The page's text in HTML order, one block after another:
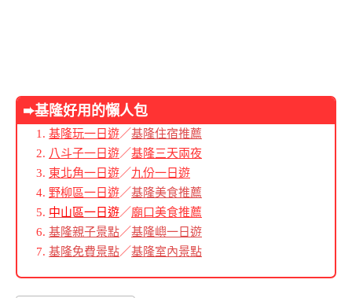
➨基隆好用的懶人包
基隆玩一日遊／基隆住宿推薦
八斗子一日遊／基隆三天兩夜
東北角一日遊／九份一日遊
野柳區一日遊／基隆美食推薦
中山區一日遊／廟口美食推薦
基隆親子景點／基隆嶼一日遊
基隆免費景點／基隆室內景點